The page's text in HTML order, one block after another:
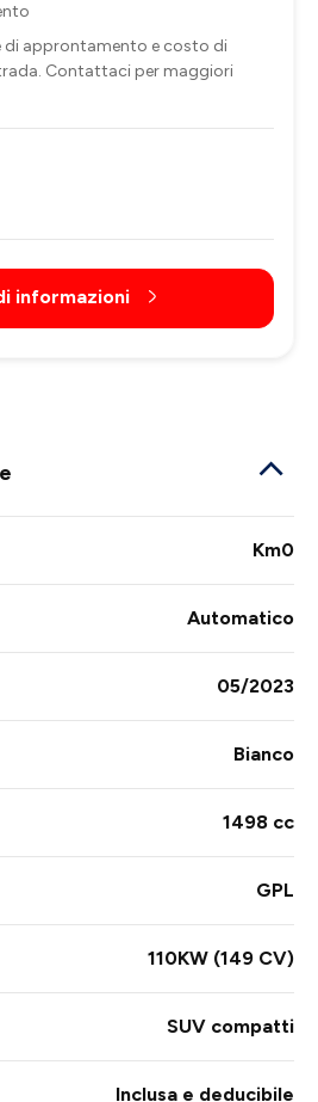
di approntamento e costo di
Contattaci per maggiori
informazioni
Km0
Automatico
05/2023
Bianco
1498 cc
GPL
110KW (149 CV)
SUV compatti
Inclusa e deducibile